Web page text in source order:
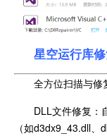
星空运行库
全方位扫描与修
DLL文件修复：
（如d3dx9_43.dll